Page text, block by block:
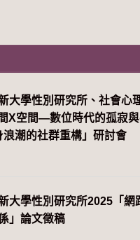
大學性別研究所、社會心
Χ空間—數位時代的孤寂與
潮的社群重構」研討會
大學性別研究所2025「網
」論文徵稿